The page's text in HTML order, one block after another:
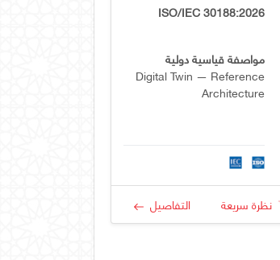
ISO/IEC 30188:2026
مواصفة قياسية دولية
Digital Twin — Reference
Architecture
نظرة سريعة التفاصيل